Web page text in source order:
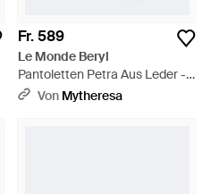
Fr. 589
Le Monde Beryl
Pantoletten Petra Aus Leder -
Braun
Von Mytheresa